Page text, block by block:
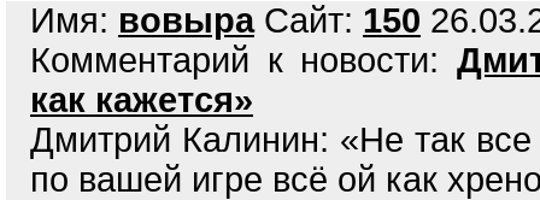
Имя: вовыраСайт: 150
Комментарий к новости:
как кажется»
Дмитрий Калинин: «Не так
по вашей игре всё ой как